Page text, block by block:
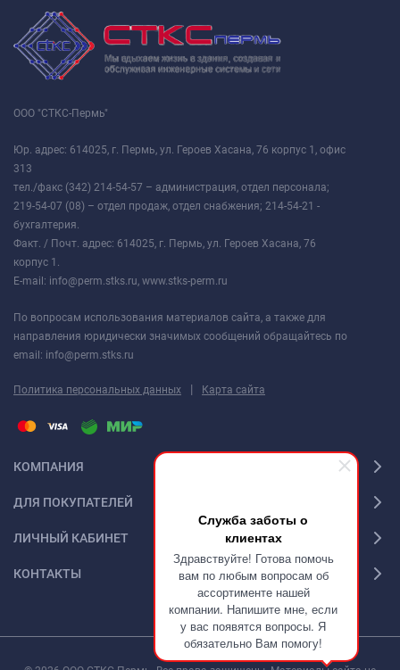
Служба заботы о
клиентах
Здравствуйте! Готова помочь
вам по любым вопросам об
ассортименте нашей
компании. Напишите мне, если
у вас появятся вопросы. Я
обязательно Вам помогу!
ООО "СТКС-Пермь"
Юр. адрес: 614025, г. Пермь, ул. Героев Хасана, 76 корпус 1, офис
313
тел./факс (342) 214-54-57 – администрация, отдел персонала;
219-54-07 (08) – отдел продаж, отдел снабжения; 214-54-21 -
бухгалтерия.
Факт. / Почт. адрес: 614025, г. Пермь, ул. Героев Хасана, 76
корпус 1.
E-mail: info@perm.stks.ru, www.stks-perm.ru
По вопросам использования материалов сайта, а также для
направления юридически значимых сообщений обращайтесь по
email: info@perm.stks.ru
Политика персональных данных | Карта сайта
КОМПАНИЯ
ДЛЯ ПОКУПАТЕЛЕЙ
ЛИЧНЫЙ КАБИНЕТ
КОНТАКТЫ